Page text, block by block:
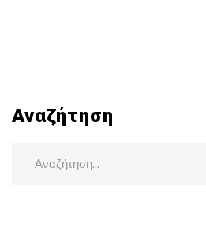
Αναζήτηση